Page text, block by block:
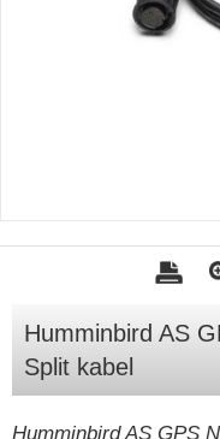
Tohatsu - Utombordare
Mercury Servicedelar
Lowrance
Simrad
Humminbird AS
Split kabel
Humminbird AS GPS